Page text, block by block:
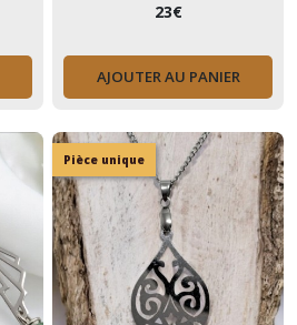
23€
AJOUTER AU PANIER
Pièce unique